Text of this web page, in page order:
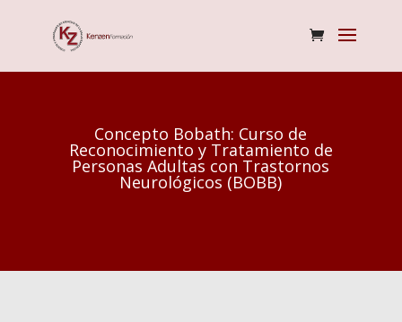
Concepto Bobath: Curso de
Reconocimiento y Tratamiento de
Personas Adultas con Trastornos
Neurológicos (BOBB)